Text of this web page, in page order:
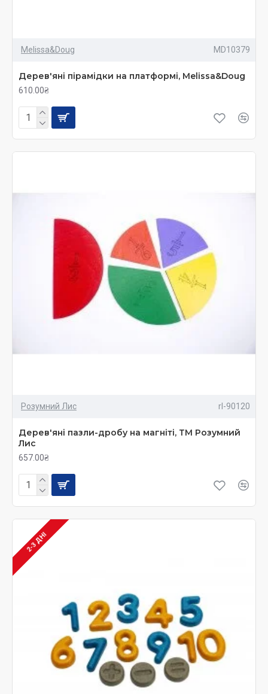
Melissa&Doug MD10379
Дерев'яні пірамідки на платформі, Melissa&Doug
610.00₴
Розумний Лис rl-90120
Дерев'яні пазли-дробу на магніті, ТМ Розумний
Лис
657.00₴
2-3 ДНІ